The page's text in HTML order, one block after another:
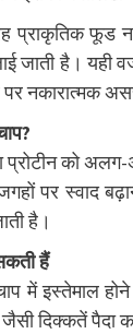
प्राकृतिक फूड
जाती है।
पर नकारात्मक
प्रोटीन को
पर स्वाद
है।
हैं
में इस्तेमाल
दिक्कतें